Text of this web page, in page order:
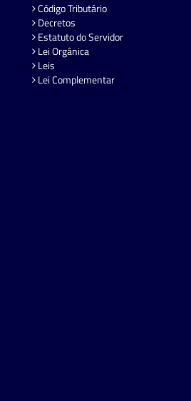
Código Tributário
Decretos
Estatuto do Servidor
Lei Orgânica
Leis
Lei Complementar